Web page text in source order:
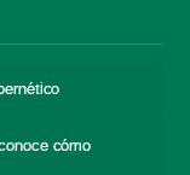
cómo